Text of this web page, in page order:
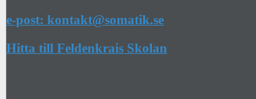
e-post: kontakt@somatik.se
Hitta till Feldenkrais Skolan